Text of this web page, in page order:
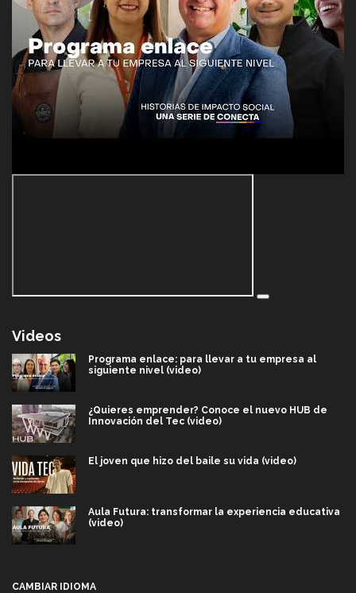
Videos
Programa enlace: para llevar a tu empresa al
siguiente nivel (video)
¿Quieres emprender? Conoce el nuevo HUB de
Innovación del Tec (video)
El joven que hizo del baile su vida (video)
Aula Futura: transformar la experiencia educativa
(video)
CAMBIAR IDIOMA